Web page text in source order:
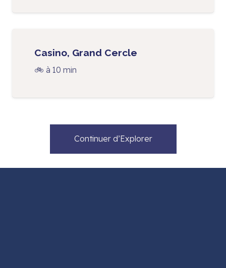
Casino, Grand Cercle
🚲 à 10 min
Continuer d’Explorer